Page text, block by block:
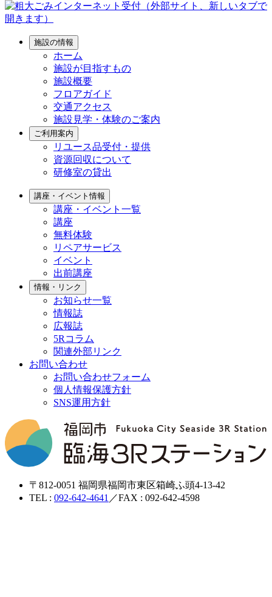
施設の情報
ホーム
施設が目指すもの
施設概要
フロアガイド
交通アクセス
施設見学・体験のご案内
ご利用案内
リユース品受付・提供
資源回収について
研修室の貸出
講座・イベント情報
講座・イベント一覧
講座
無料体験
リペアサービス
イベント
出前講座
情報・リンク
お知らせ一覧
情報誌
広報誌
5Rコラム
関連外部リンク
お問い合わせ
お問い合わせフォーム
個人情報保護方針
SNS運用方針
〒812-0051 福岡県福岡市東区箱崎ふ頭4-13-42
TEL : 092-642-4641 ／FAX : 092-642-4598